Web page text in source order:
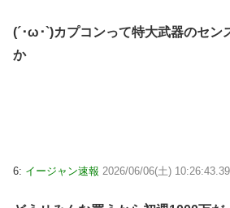
(´･ω･`)カプコンって特大武器のセン
か
6: イージャン速報 2026/06/06(土)